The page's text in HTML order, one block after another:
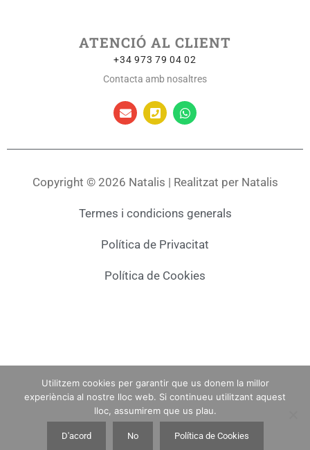
ATENCIÓ AL CLIENT
+34 973 79 04 02
Contacta amb nosaltres
Copyright © 2026 Natalis | Realitzat per Natalis
Termes i condicions generals
Política de Privacitat
Política de Cookies
Utilitzem cookies per garantir que us donem la millor
experiència al nostre lloc web. Si continueu utilitzant aquest
lloc, assumirem que us plau.
D'acord No Política de Cookies